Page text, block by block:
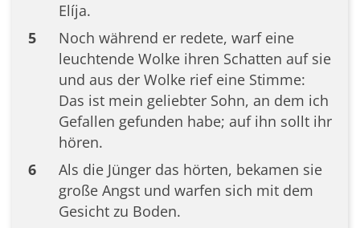
Elíja.
5
Noch während er redete, warf eine
leuchtende Wolke ihren Schatten auf sie
und aus der Wolke rief eine Stimme:
Das ist mein geliebter Sohn, an dem ich
Gefallen gefunden habe; auf ihn sollt ihr
hören.
6
Als die Jünger das hörten, bekamen sie
große Angst und warfen sich mit dem
Gesicht zu Boden.